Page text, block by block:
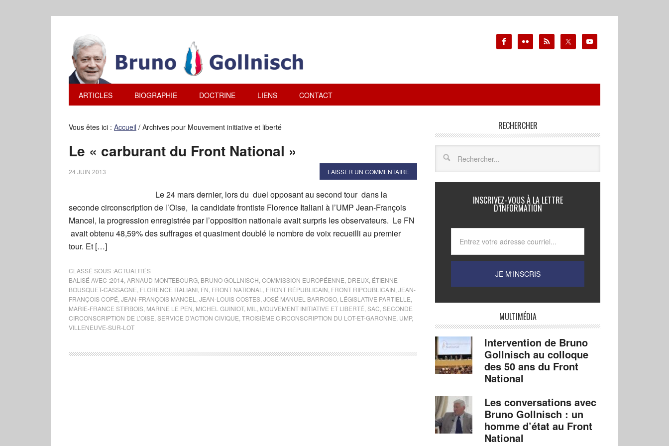
ARTICLES BIOGRAPHIE DOCTRINE LIENS CONTACT
Vous êtes ici : Accueil / Archives pour Mouvement initiative et liberté
Le « carburant du Front National »
24 JUIN 2013 LAISSER UN COMMENTAIRE
Le 24 mars dernier, lors du duel opposant au second tour dans la
seconde circonscription de l’Oise, la candidate frontiste Florence Italiani à l’UMP Jean-François
Mancel, la progression enregistrée par l’opposition nationale avait surpris les observateurs. Le FN
avait obtenu 48,59% des suffrages et quasiment doublé le nombre de voix recueilli au premier
tour. Et […]
CLASSÉ SOUS :ACTUALITÉS
BALISÉ AVEC :2014 ARNAUD MONTEBOURG BRUNO GOLLNISCH COMMISSION EUROPÉENNE DREUX ÉTIENNE
BOUSQUET-CASSAGNE FLORENCE ITALIANI FN FRONT NATIONAL FRONT RÉPUBLICAIN FRONT RIPOUBLICAIN JEAN-
FRANÇOIS COPÉ JEAN-FRANÇOIS MANCEL JEAN-LOUIS COSTES JOSÉ MANUEL BARROSO LÉGISLATIVE PARTIELLE
MARIE-FRANCE STIRBOIS MARINE LE PEN MICHEL GUINIOT, MIL MOUVEMENT INITIATIVE ET LIBERTÉ SAC SECONDE
CIRCONSCRIPTION DE L’OISE SERVICE D’ACTION CIVIQUE TROISIÈME CIRCONSCRIPTION DU LOT-ET-GARONNE UMP,
VILLENEUVE-SUR-LOT
RECHERCHER
INSCRIVEZ-VOUS À LA LETTRE
D’INFORMATION
MULTIMÉDIA
Intervention de Bruno
Gollnisch au colloque
des 50 ans du Front
National
Les conversations avec
Bruno Gollnisch : un
homme d’état au Front
National